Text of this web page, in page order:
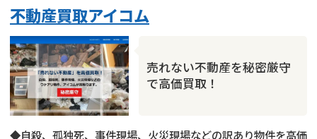
不動産買取アイコム
売れない不動産を秘密厳守
で高価買取！
◆自殺、孤独死、事件現場、火災現場などの訳あり物件を高価